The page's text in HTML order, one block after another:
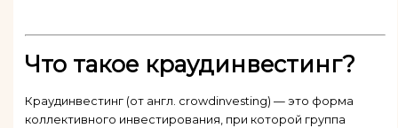
Что такое краудинвестинг?
Краудинвестинг (от англ. crowdinvesting) — это форма
коллективного инвестирования, при которой группа